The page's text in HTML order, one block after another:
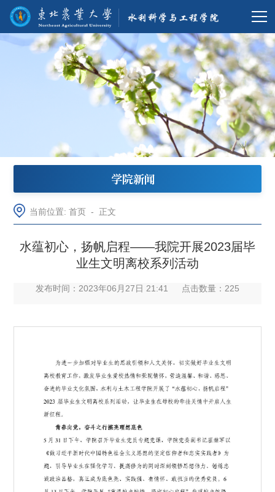
学院新闻
当前位置:首页 - 正文
水蕴初心，扬帆启程——我院开展2023届毕
业生文明离校系列活动
发布时间：2023年06月27日 21:41 点击数量： 225